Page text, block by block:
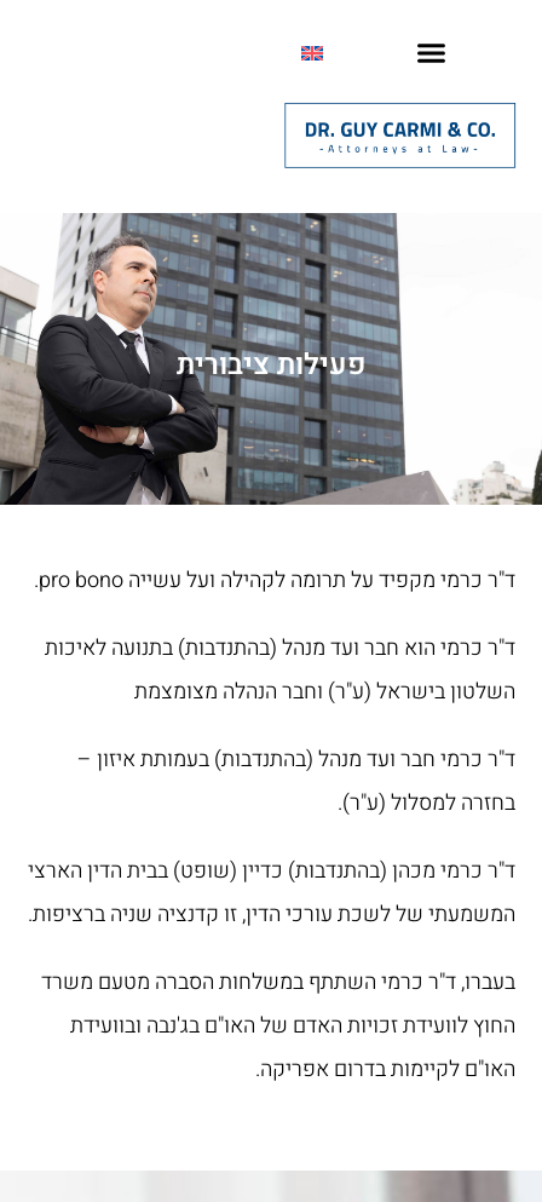
פעילות ציבורית
ד"ר כרמי מקפיד על תרומה לקהילה ועל עשייה pro bono.
ד"ר כרמי הוא חבר ועד מנהל (בהתנדבות) בתנועה לאיכות
השלטון בישראל (ע"ר) וחבר הנהלה מצומצמת
ד"ר כרמי חבר ועד מנהל (בהתנדבות) בעמותת איזון –
בחזרה למסלול (ע"ר).
ד"ר כרמי מכהן (בהתנדבות) כדיין (שופט) בבית הדין הארצי
המשמעתי של לשכת עורכי הדין, זו קדנציה שניה ברציפות.
בעברו, ד"ר כרמי השתתף במשלחות הסברה מטעם משרד
החוץ לוועידת זכויות האדם של האו"ם בג'נבה ובוועידת
האו"ם לקיימות בדרום אפריקה.